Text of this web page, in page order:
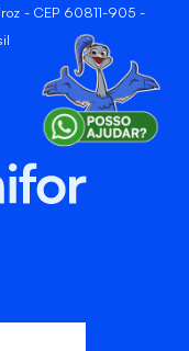
- CEP 60811-905 -